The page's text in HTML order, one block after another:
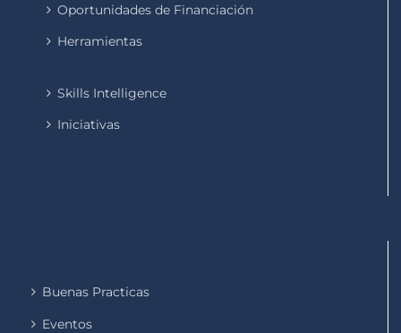
Oportunidades de Financiación
Herramientas
Skills Intelligence
Iniciativas
Buenas Practicas
Eventos